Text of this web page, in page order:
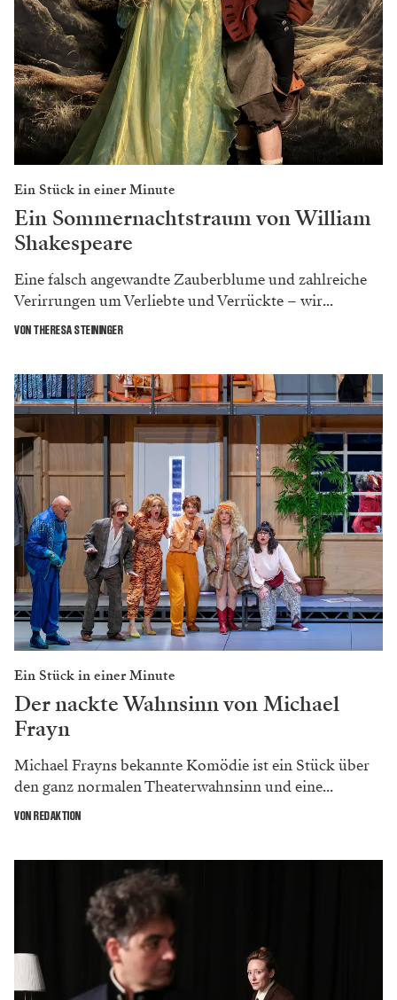
Ein Stück in einer Minute
Ein Sommernachtstraum von William
Shakespeare
Eine falsch angewandte Zauberblume und zahlreiche
Verirrungen um Verliebte und Verrückte – wir...
VON THERESA STEININGER
Ein Stück in einer Minute
Der nackte Wahnsinn von Michael
Frayn
Michael Frayns bekannte Komödie ist ein Stück über
den ganz normalen Theaterwahnsinn und eine...
VON REDAKTION